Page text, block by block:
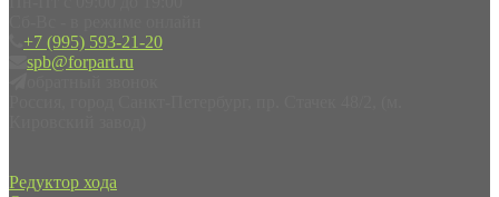
+7 (995) 593-21-20
spb@forpart.ru
Редуктор хода